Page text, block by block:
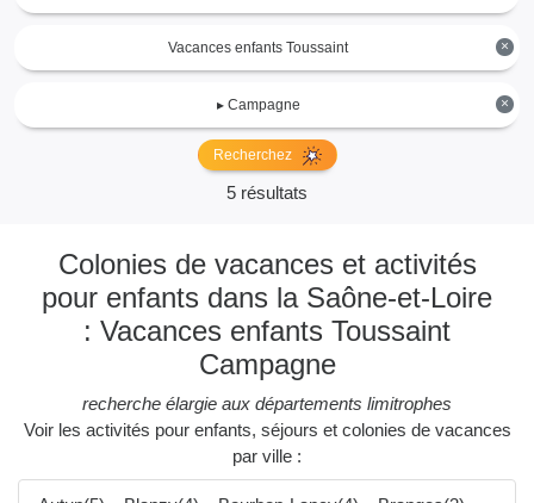
×
Vacances enfants Toussaint
×
▸ Campagne
Recherchez
5 résultats
Colonies de vacances et activités
pour enfants dans la Saône-et-Loire
: Vacances enfants Toussaint
Campagne
recherche élargie aux départements limitrophes
Voir les activités pour enfants, séjours et colonies de vacances
par ville :